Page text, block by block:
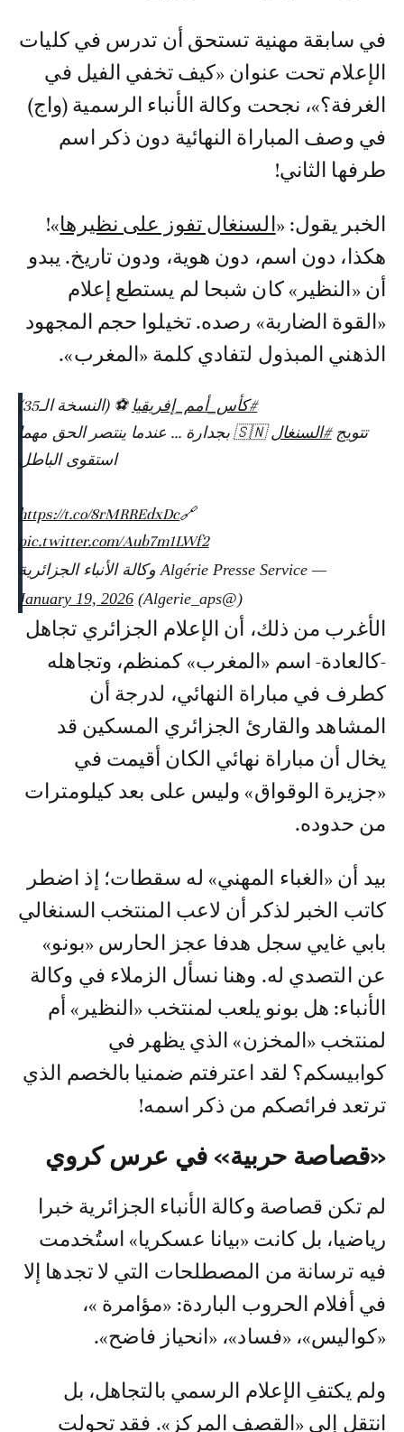
في سابقة مهنية تستحق أن تدرس في كليات
الإعلام تحت عنوان «كيف تخفي الفيل في
الغرفة؟»، نجحت وكالة الأنباء الرسمية (واج)
في وصف المباراة النهائية دون ذكر اسم
طرفها الثاني!
الخبر يقول: «السنغال تفوز على نظيرها»!
هكذا، دون اسم، دون هوية، ودون تاريخ. يبدو
أن «النظير» كان شبحا لم يستطع إعلام
«القوة الضاربة» رصده. تخيلوا حجم المجهود
الذهني المبذول لتفادي كلمة «المغرب».
#كأس_أمم_إفريقيا ⚽️ (النسخة الـ35)
تتويج#السنغال
🇸🇳 بجدارة ... عندما ينتصر الحق مهما
استقوى الباطل
🔗
https://t.co/8rMRREdxDc
pic.twitter.com/Aub7m1LWf2
— Algérie Presse Service وكالة الأنباء الجزائرية
(@Algerie_aps)
January 19, 2026
الأغرب من ذلك، أن الإعلام الجزائري تجاهل
-كالعادة- اسم «المغرب» كمنظم، وتجاهله
كطرف في مباراة النهائي، لدرجة أن
المشاهد والقارئ الجزائري المسكين قد
يخال أن مباراة نهائي الكان أقيمت في
«جزيرة الوقواق» وليس على بعد كيلومترات
من حدوده.
بيد أن «الغباء المهني» له سقطات؛ إذ اضطر
كاتب الخبر لذكر أن لاعب المنتخب السنغالي
بابي غايي سجل هدفا عجز الحارس «بونو»
عن التصدي له. وهنا نسأل الزملاء في وكالة
الأنباء: هل بونو يلعب لمنتخب «النظير» أم
لمنتخب «المخزن» الذي يظهر في
كوابيسكم؟ لقد اعترفتم ضمنيا بالخصم الذي
ترتعد فرائصكم من ذكر اسمه!
«قصاصة حربية» في عرس كروي
لم تكن قصاصة وكالة الأنباء الجزائرية خبرا
رياضيا، بل كانت «بيانا عسكريا» استُخدمت
فيه ترسانة من المصطلحات التي لا تجدها إلا
في أفلام الحروب الباردة: «مؤامرة »،
«كواليس»، «فساد»، «انحياز فاضح».
ولم يكتفِ الإعلام الرسمي بالتجاهل، بل
انتقل إلى «القصف المركز». فقد تحولت